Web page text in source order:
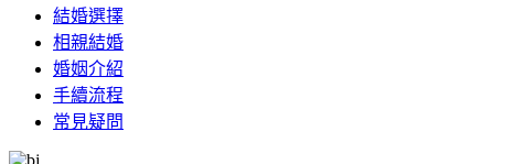
結婚選擇
相親結婚
婚姻介紹
手續流程
常見疑問